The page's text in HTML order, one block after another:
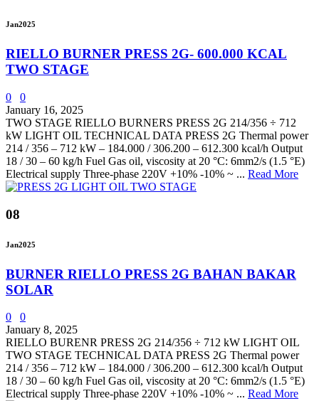
Jan2025
RIELLO BURNER PRESS 2G- 600.000 KCAL
TWO STAGE
0
0
January 16, 2025
TWO STAGE RIELLO BURNERS PRESS 2G 214/356 ÷ 712
kW LIGHT OIL TECHNICAL DATA PRESS 2G Thermal power
214 / 356 – 712 kW – 184.000 / 306.200 – 612.300 kcal/h Output
18 / 30 – 60 kg/h Fuel Gas oil, viscosity at 20 °C: 6mm2/s (1.5 °E)
Electrical supply Three-phase 220V +10% -10% ~ ... Read More
08
Jan2025
BURNER RIELLO PRESS 2G BAHAN BAKAR
SOLAR
0
0
January 8, 2025
RIELLO BURENR PRESS 2G 214/356 ÷ 712 kW LIGHT OIL
TWO STAGE TECHNICAL DATA PRESS 2G Thermal power
214 / 356 – 712 kW – 184.000 / 306.200 – 612.300 kcal/h Output
18 / 30 – 60 kg/h Fuel Gas oil, viscosity at 20 °C: 6mm2/s (1.5 °E)
Electrical supply Three-phase 220V +10% -10% ~ ... Read More